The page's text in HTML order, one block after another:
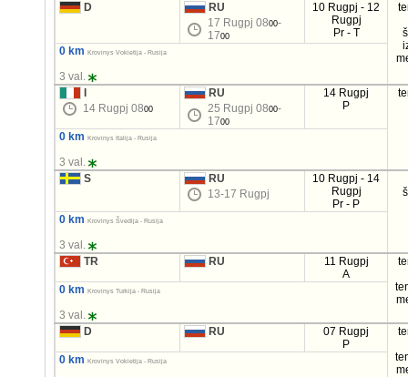
D
RU
17 Rugpj 0800-
1700
10 Rugpj - 12
Rugpj
Pr - T
0 km Krovinys Vokietija - Rusija
3 val.
14 Rugpj 0800
RU
25 Rugpj 0800-
1700
14 Rugpj
P
0 km Krovinys Italija - Rusija
3 val.
S
RU
13-17 Rugpj
10 Rugpj - 14
Rugpj
Pr - P
0 km Krovinys Švedija - Rusija
3 val.
TR
RU
11 Rugpj
A
0 km Krovinys Turkija - Rusija
3 val.
D
RU
07 Rugpj
P
0 km Krovinys Vokietija - Rusija